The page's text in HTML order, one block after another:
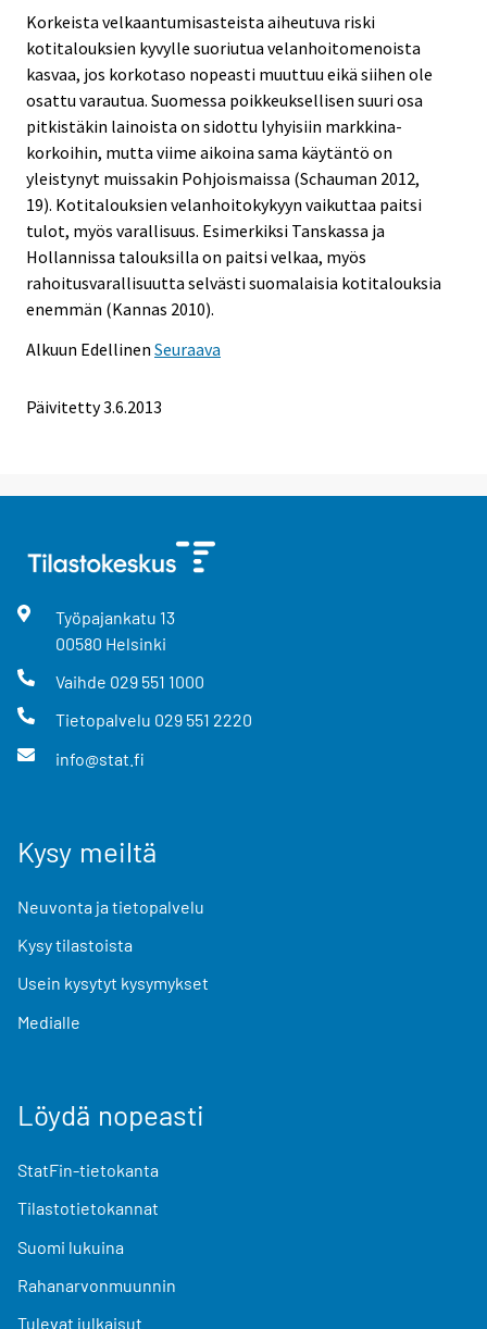
Korkeista velkaantumisasteista aiheutuva riski
kotitalouksien kyvylle suoriutua velanhoitomenoista
kasvaa, jos korkotaso nopeasti muuttuu eikä siihen ole
osattu varautua. Suomessa poikkeuksellisen suuri osa
pitkistäkin lainoista on sidottu lyhyisiin markkina-
korkoihin, mutta viime aikoina sama käytäntö on
yleistynyt muissakin Pohjoismaissa (Schauman 2012,
19). Kotitalouksien velanhoitokykyyn vaikuttaa paitsi
tulot, myös varallisuus. Esimerkiksi Tanskassa ja
Hollannissa talouksilla on paitsi velkaa, myös
rahoitusvarallisuutta selvästi suomalaisia kotitalouksia
enemmän (Kannas 2010).
Alkuun Edellinen Seuraava
Päivitetty 3.6.2013
Työpajankatu 13
00580 Helsinki
Vaihde 029 551 1000
Tietopalvelu 029 551 2220
info@stat.fi
Kysy meiltä
Neuvonta ja tietopalvelu
Kysy tilastoista
Usein kysytyt kysymykset
Medialle
Löydä nopeasti
StatFin-tietokanta
Tilastotietokannat
Suomi lukuina
Rahanarvonmuunnin
Tulevat julkaisut